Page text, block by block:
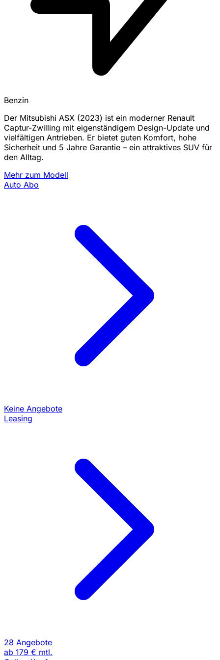
Benzin
Der Mitsubishi ASX (2023) ist ein moderner Renault
Captur-Zwilling mit eigenständigem Design-Update und
vielfältigen Antrieben. Er bietet guten Komfort, hohe
Sicherheit und 5 Jahre Garantie – ein attraktives SUV für
den Alltag.
Mehr zum Modell
Auto Abo
Keine Angebote
Leasing
28 Angebote
ab 179 € mtl.